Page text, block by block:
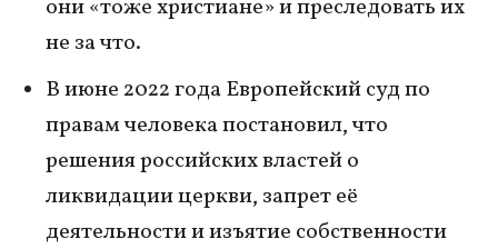
они «тоже христиане» и преследовать их
не за что.
В июне 2022 года Европейский суд по
правам человека постановил, что
решения российских властей о
ликвидации церкви, запрет её
деятельности и изъятие собственности